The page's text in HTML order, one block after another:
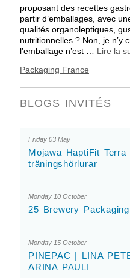
proposant des recettes
partir d’emballages, avec
qualités organoleptiques,
nutritionnelles ? Non, je n’y
l’emballage n’est … Lire la
Packaging France
BLOGS INVITÉS
Mojawa HaptiFit Terra
träningshörlurar
Friday 03 May
25 Brewery
Monday 10 October
PINEPAC | LINA
ARINA PAULI
Monday 15 October